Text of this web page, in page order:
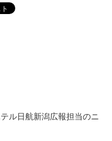
ル日航新潟広報担当のニ